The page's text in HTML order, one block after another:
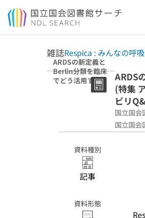
本文へ移動
雑誌Respica : みんなの呼
ARDSの新定義と
Berlin分類を臨床
でどう活用する?
(特集 アセスメン
ARDSの病態理解)
ARDS
(特集
ビリ
国立国会
国立国会
資料種別
記事
資料形態